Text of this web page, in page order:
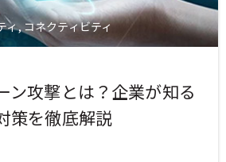
ィ, コネクティビティ
ン攻撃とは？企業が知る
策を徹底解説